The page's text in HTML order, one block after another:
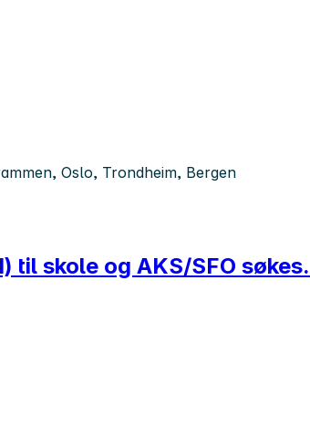
Oslo, Trondheim, Bergen
til skole og AKS/SFO søkes.